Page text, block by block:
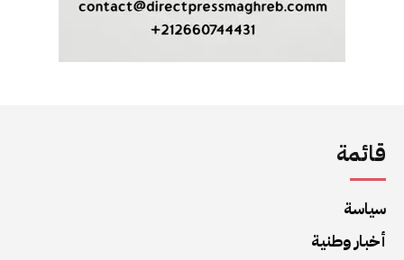
قائمة
سياسة
أخبار وطنية